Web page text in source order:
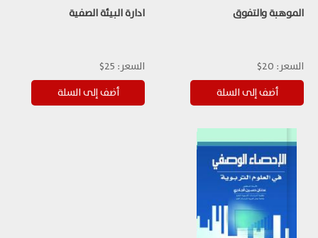
الموهبة والتفوق
السعر: 20$
ادارة البيئة الصفية
السعر: 25$